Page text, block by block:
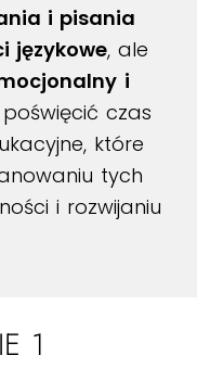
i pisania
językowe, ale
i
czas
które
tych
i rozwijaniu
1